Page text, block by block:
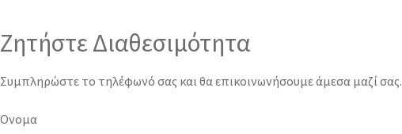
Ζητήστε Διαθεσιμότητα
Συμπληρώστε το τηλέφωνό σας και θα επικοινωνήσουμε άμεσα μαζί σας.
Ονομα